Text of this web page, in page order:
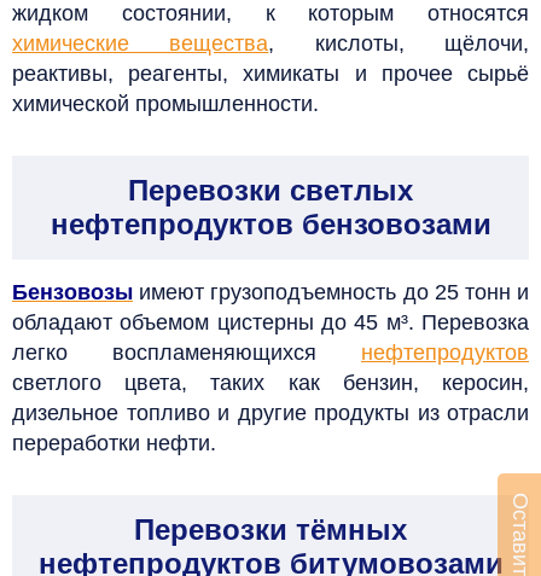
жидком состоянии, к которым относятся
химические вещества, кислоты, щёлочи,
реактивы, реагенты, химикаты и прочее сырьё
химической промышленности.
Перевозки светлых
нефтепродуктов бензовозами
Бензовозы имеют грузоподъемность до 25 тонн и
обладают объемом цистерны до 45 м³. Перевозка
легко воспламеняющихся нефтепродуктов
светлого цвета, таких как бензин, керосин,
дизельное топливо и другие продукты из отрасли
переработки нефти.
Перевозки тёмных
нефтепродуктов битумовозами